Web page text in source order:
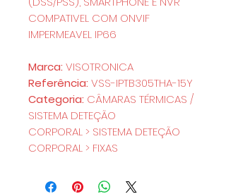
COMPATIVEL COM ONVIF
IMPERMEAVEL IP66
Marca: VISOTRONICA
Referência: VSS-IPTB305THA-15Y
Categoria: CÂMARAS TÉRMICAS /
SISTEMA DETEÇÃO
CORPORAL > SISTEMA DETEÇÃO
CORPORAL > FIXAS